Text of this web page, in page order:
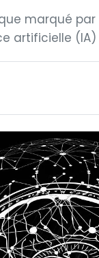
marqué
artificielle